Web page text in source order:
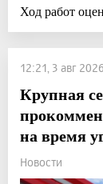
Ход работ
12:21, 3 авг 2026
Крупная
на время
Новости